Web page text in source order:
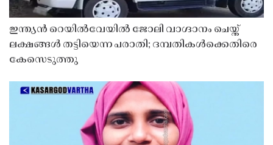
ഇന്ത്യൻ റെയിൽവേയിൽ ജോലി വാഗ്ദാനം ചെയ്ത്
ലക്ഷങ്ങൾ തട്ടിയെന്ന പരാതി; ദമ്പതികൾക്കെതിരെ
കേസെടുത്തു